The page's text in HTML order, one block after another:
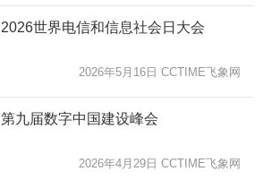
2026世界电信和信息社会日大会
2026年5月16日 CCTIME飞象网
第九届数字中国建设峰会
2026年4月29日 CCTIME飞象网